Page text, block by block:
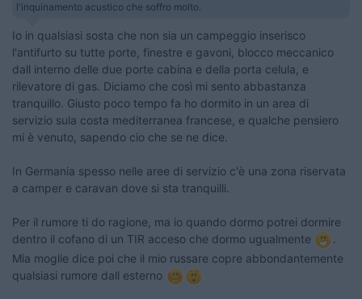
l'inquinamento acustico che soffro molto.
Io in qualsiasi sosta che non sia un campeggio inserisco
l'antifurto su tutte porte, finestre e gavoni, blocco meccanico
dall interno delle due porte cabina e della porta celula, e
rilevatore di gas. Diciamo che così mi sento abbastanza
tranquillo. Giusto poco tempo fa ho dormito in un area di
servizio sula costa mediterranea francese, e qualche pensiero
mi è venuto, sapendo cio che se ne dice.
In Germania spesso nelle aree di servizio c'è una zona riservata
a camper e caravan dove si sta tranquilli.
Per il rumore ti do ragione, ma io quando dormo potrei dormire
dentro il cofano di un TIR acceso che dormo ugualmente
Mia moglie dice poi che il mio russare copre abbondantemente
qualsiasi rumore dall esterno